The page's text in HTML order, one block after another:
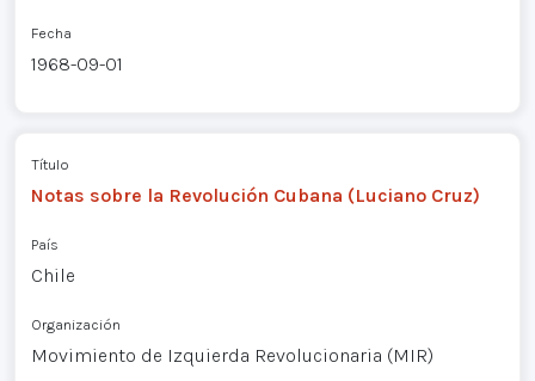
Fecha
1968-09-01
Título
Notas sobre la Revolución Cubana (Luciano Cruz)
País
Chile
Organización
Movimiento de Izquierda Revolucionaria (MIR)